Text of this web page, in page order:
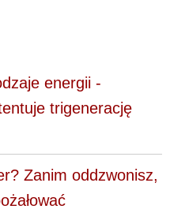
energii -
trigenerację
Zanim oddzwonisz,